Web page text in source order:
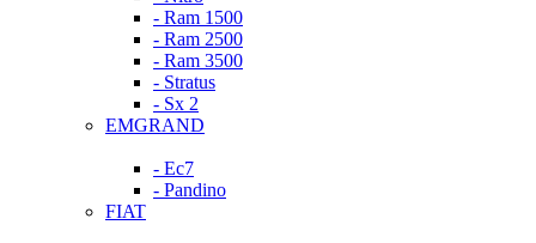
- Ram 1500
- Ram 2500
- Ram 3500
- Stratus
- Sx 2
EMGRAND
- Ec7
- Pandino
FIAT